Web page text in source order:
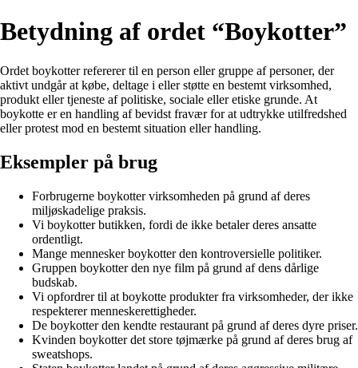
Betydning af ordet “Boykotter”
Ordet boykotter refererer til en person eller gruppe af personer, der
aktivt undgår at købe, deltage i eller støtte en bestemt virksomhed,
produkt eller tjeneste af politiske, sociale eller etiske grunde. At
boykotte er en handling af bevidst fravær for at udtrykke utilfredshed
eller protest mod en bestemt situation eller handling.
Eksempler på brug
Forbrugerne boykotter virksomheden på grund af deres
miljøskadelige praksis.
Vi boykotter butikken, fordi de ikke betaler deres ansatte
ordentligt.
Mange mennesker boykotter den kontroversielle politiker.
Gruppen boykotter den nye film på grund af dens dårlige
budskab.
Vi opfordrer til at boykotte produkter fra virksomheder, der ikke
respekterer menneskerettigheder.
De boykotter den kendte restaurant på grund af deres dyre priser.
Kvinden boykotter det store tøjmærke på grund af deres brug af
sweatshops.